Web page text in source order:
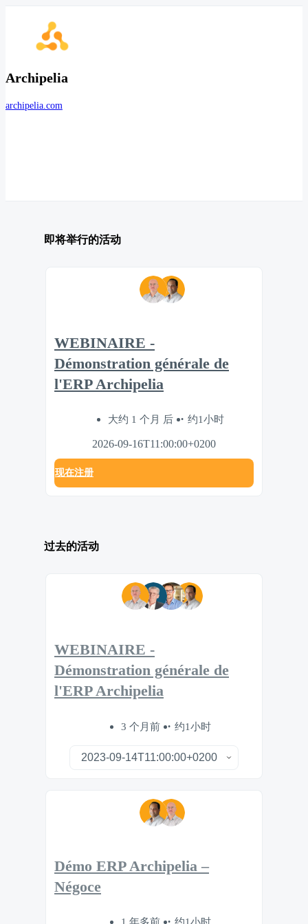
Archipelia
archipelia.com
即将举行的活动
WEBINAIRE -
Démonstration générale de
l'ERP Archipelia
大约 1 个月 后 约1小时
2026-09-16T11:00:00+0200
现在注册
过去的活动
WEBINAIRE -
Démonstration générale de
l'ERP Archipelia
3 个月前 约1小时
Démo ERP Archipelia –
Négoce